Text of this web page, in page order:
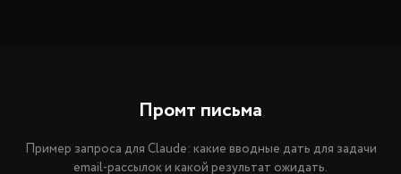
Промт письма
Пример запроса для Claude: какие вводные дать для задачи
email-рассылок и какой результат ожидать.